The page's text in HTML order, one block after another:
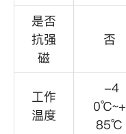
是否
抗强
磁
否
工作
温度
-4
0℃~+
85℃